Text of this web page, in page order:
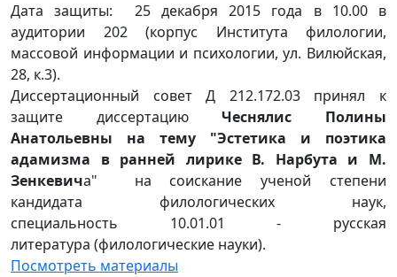
Дата защиты: 25 декабря 2015 года в 10.00 в
аудитории 202 (корпус Института филологии,
массовой информации и психологии, ул. Вилюйская,
28, к.3).
Диссертационный совет Д 212.172.03 принял к
защите диссертациюЧеснялис Полины
Анатольевны на тему "Эстетика и поэтика
адамизма в ранней лирике В. Нарбута и М.
Зенкевича" на соискание ученой степени
кандидата филологических наук,
специальность 10.01.01 - русская
литература (филологические науки).
Посмотреть материалы